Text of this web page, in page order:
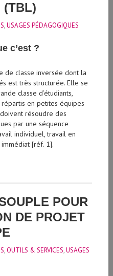
(TBL)
,USAGES PÉDAGOGIQUES
c’est ?
de classe inversée dont la
est très structurée. Elle se
classe d’étudiants,
répartis en petites équipes
résoudre des
par une séquence
individuel, travail en
[réf. 1].
POUR
DE PROJET
,OUTILS & SERVICES,USAGES